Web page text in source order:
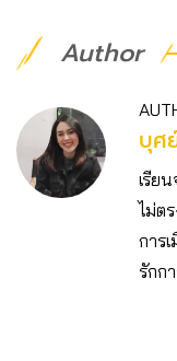
Author
บุศ
เรีย
ไม่ต
การ
รักก